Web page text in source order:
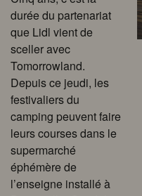
durée du partenariat
que Lidl vient de
sceller avec
Tomorrowland.
Depuis ce jeudi, les
festivaliers du
camping peuvent faire
leurs courses dans le
supermarché
éphémère de
l’enseigne installé à